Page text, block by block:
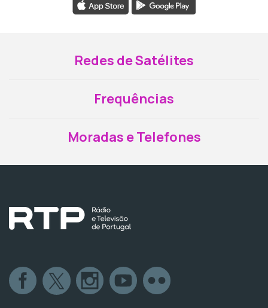
Redes de Satélites
Frequências
Moradas e Telefones